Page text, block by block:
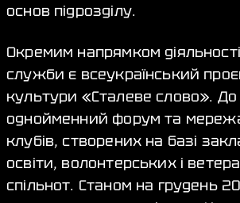
основ підрозділу.
Окремим напрямком
служби є всеукраїнський
культури «Сталеве слово».
однойменний форум та
клубів, створених на базі
освіти, волонтерських і
спільнот. Станом на грудень